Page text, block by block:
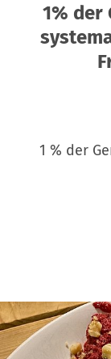
1% der
1 % der